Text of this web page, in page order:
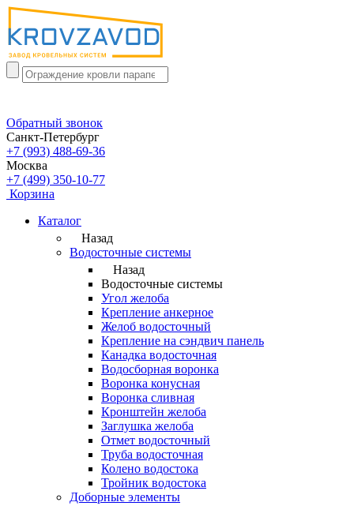
Обратный звонок
Санкт-Петербург
+7 (993) 488-69-36
Москва
+7 (499) 350-10-77
Корзина
Каталог
Назад
Водосточные системы
Назад
Водосточные системы
Угол желоба
Крепление анкерное
Желоб водосточный
Крепление на сэндвич панель
Канадка водосточная
Водосборная воронка
Воронка конусная
Воронка сливная
Кронштейн желоба
Заглушка желоба
Отмет водосточный
Труба водосточная
Колено водостока
Тройник водостока
Доборные элементы